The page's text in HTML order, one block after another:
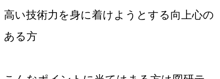
高い技術力を身に着けようとする向上心の
ある方